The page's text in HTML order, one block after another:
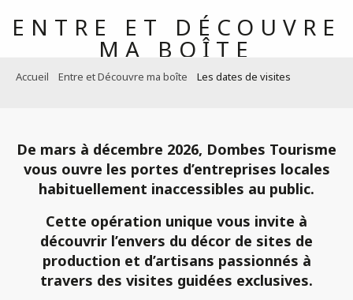
ENTRE ET DÉCOUVRE
MA BOÎTE
TOUTES LES DATES
Accueil Entre et Découvre ma boîte Les dates de visites
De mars à décembre 2026, Dombes Tourisme
vous ouvre les portes d’entreprises locales
habituellement inaccessibles au public.
Cette opération unique vous invite à
découvrir l’envers du décor de sites de
production et d’artisans passionnés à
travers des visites guidées exclusives.